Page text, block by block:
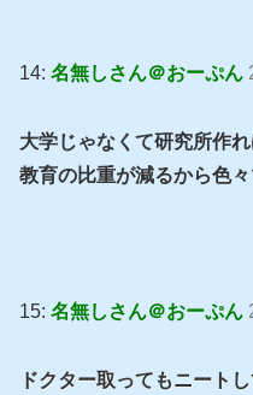
14: 名無しさん＠おーぷん
大学じゃなくて研究所作
教育の比重が減るから色
15: 名無しさん＠おーぷん
ドクター取ってもニート